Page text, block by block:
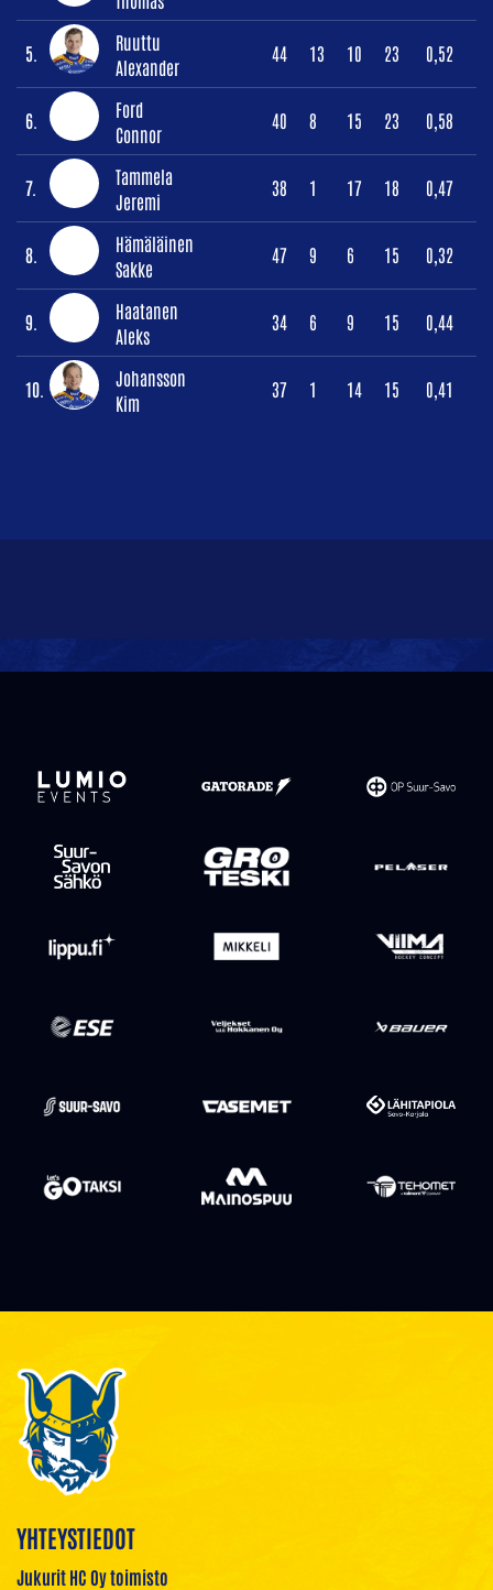
5.
Ruuttu
Alexander
44 13 10 23 0,52
6.
Ford
Connor
40 8 15 23 0,58
7.
Tammela
Jeremi
38 1 17 18 0,47
8.
Hämäläinen
Sakke
47 9 6 15 0,32
9.
Haatanen
Aleks
34 6 9 15 0,44
10.
Johansson
Kim
37 1 14 15 0,41
YHTEYSTIEDOT
Jukurit HC Oy toimisto